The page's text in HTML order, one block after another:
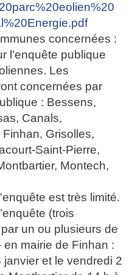
concernées :
l’enquête publique
Les
concernées par
: Bessens,
Canals,
Grisolles,
Saint-Pierre,
Montech,
est très limité.
(trois
un ou plusieurs de
mairie de Finhan :
et le vendredi 2